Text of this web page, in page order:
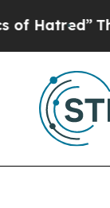
The Story